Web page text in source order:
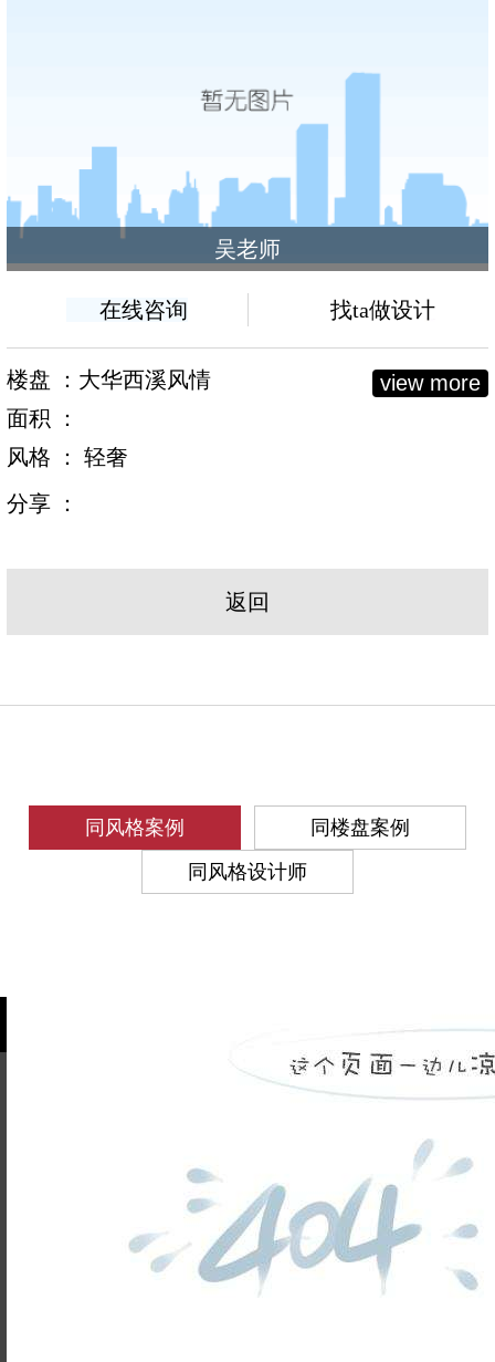
吴老师
在线咨询 找ta做设计
楼盘 ：大华西溪风情
view more
面积 ：
风格 ： 轻奢
分享 ：
返回
同风格案例
同楼盘案例
同风格设计师
姓名不能
为空
电话不能